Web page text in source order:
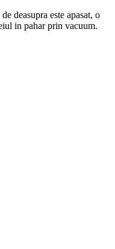
deasupra este apasat, o
in pahar prin vacuum.